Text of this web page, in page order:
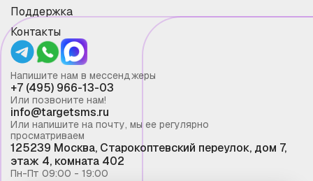
Поддержка
Контакты
Напишите нам в мессенджеры
+7 (495) 966-13-03
Или позвоните нам!
info@targetsms.ru
Или напишите на почту, мы ее регулярно
просматриваем
125239 Москва, Старокоптевский переулок, дом 7,
этаж 4, комната 402
Пн-Пт 09:00 - 19:00